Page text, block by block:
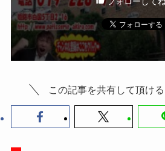
この記事を共有して頂け